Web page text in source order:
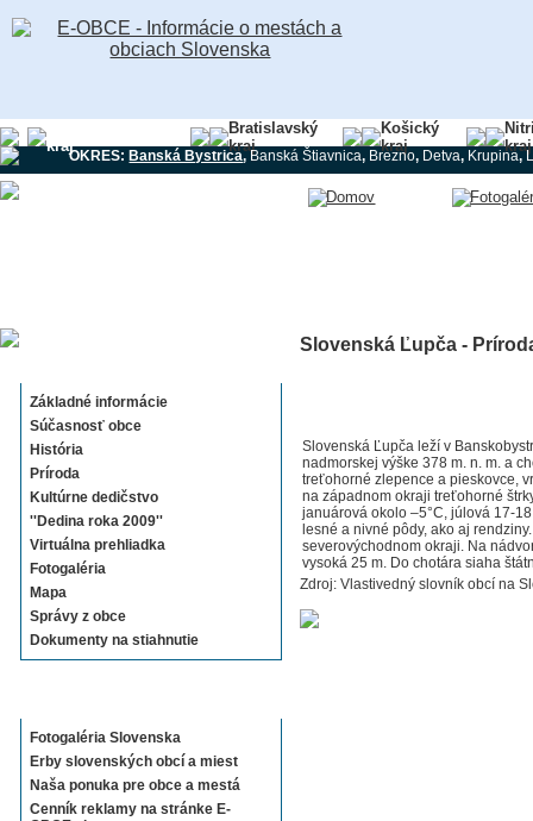
kraj
Bratislavský
kraj
Košický
kraj
kraj
OKRES: Banská Bystrica,Banská Štiavnica, Brezno, Detva, Krupina,
Základné informácie
Súčasnosť obce
História
Príroda
Kultúrne dedičstvo
''Dedina roka 2009''
Virtuálna prehliadka
Fotogaléria
Mapa
Správy z obce
Dokumenty na stiahnutie
Fotogaléria Slovenska
Erby slovenských obcí a miest
Naša ponuka pre obce a mestá
Cenník reklamy na stránke E-
Slovenská Ľupča -
Slovenská Ľupča leží v
nadmorskej výške 378 m. n. m. a
treťohorné zlepence a pieskovce,
na západnom okraji treťohorné
januárová okolo –5°C, júlová 17-
lesné a nivné pôdy, ako aj
severovýchodnom okraji. Na
vysoká 25 m. Do chotára siaha
Zdroj: Vlastivedný slovník obcí na